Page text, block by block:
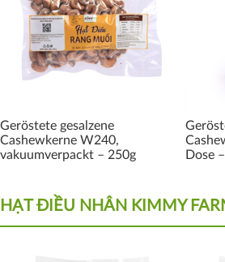
Geröstete gesalzene
Cashewkerne W240,
vakuumverpackt – 250g
Dose
HẠT ĐIỀU NHÂN KIMMY